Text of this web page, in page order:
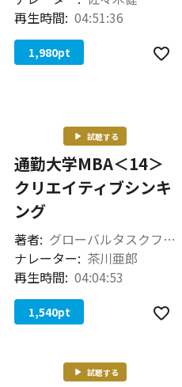
再生時間: 04:51:36
1,980pt
試聴する
通勤大学MBA＜14＞
クリエイティブシンキ
ング
著者:
グローバルタスクフォース
ナレーター: 茶川亜郎
再生時間: 04:04:53
1,540pt
試聴する